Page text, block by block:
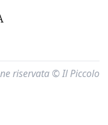
riservata © Il Piccolo